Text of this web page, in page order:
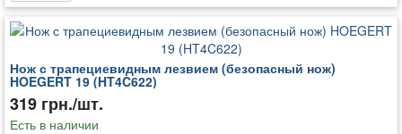
Нож с трапециевидным лезвием (безопасный нож)
HOEGERT 19 (HT4C622)
319 грн./шт.
Есть в наличии